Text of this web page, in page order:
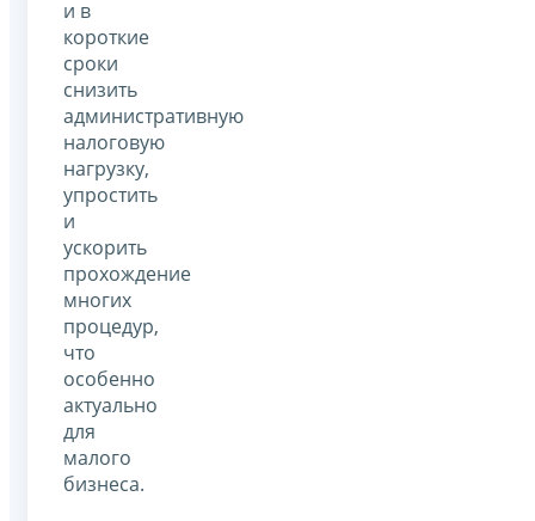
и в
короткие
сроки
снизить
административную
налоговую
нагрузку,
упростить
и
ускорить
прохождение
многих
процедур,
что
особенно
актуально
для
малого
бизнеса.